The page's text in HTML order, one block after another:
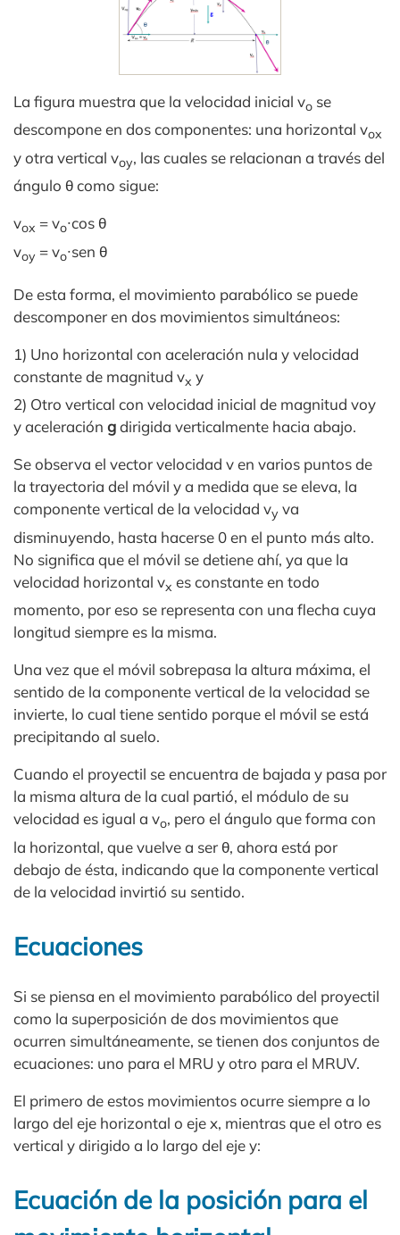
La figura muestra que la velocidad inicial vo se
descompone en dos componentes: una horizontal vox
y otra vertical voy, las cuales se relacionan a través del
ángulo θ como sigue:
vox = vo∙cos θ
voy = vo∙sen θ
De esta forma, el movimiento parabólico se puede
descomponer en dos movimientos simultáneos:
1) Uno horizontal con aceleración nula y velocidad
constante de magnitud vx y
2) Otro vertical con velocidad inicial de magnitud voy
y aceleración gdirigida verticalmente hacia abajo.
Se observa el vector velocidad v en varios puntos de
la trayectoria del móvil y a medida que se eleva, la
componente vertical de la velocidad vy va
disminuyendo, hasta hacerse 0 en el punto más alto.
No significa que el móvil se detiene ahí, ya que la
velocidad horizontal vx es constante en todo
momento, por eso se representa con una flecha cuya
longitud siempre es la misma.
Una vez que el móvil sobrepasa la altura máxima, el
sentido de la componente vertical de la velocidad se
invierte, lo cual tiene sentido porque el móvil se está
precipitando al suelo.
Cuando el proyectil se encuentra de bajada y pasa por
la misma altura de la cual partió, el módulo de su
velocidad es igual a vo, pero el ángulo que forma con
la horizontal, que vuelve a ser θ, ahora está por
debajo de ésta, indicando que la componente vertical
de la velocidad invirtió su sentido.
Ecuaciones
Si se piensa en el movimiento parabólico del proyectil
como la superposición de dos movimientos que
ocurren simultáneamente, se tienen dos conjuntos de
ecuaciones: uno para el MRU y otro para el MRUV.
El primero de estos movimientos ocurre siempre a lo
largo del eje horizontal o eje x, mientras que el otro es
vertical y dirigido a lo largo del eje y:
Ecuación de la posición para el